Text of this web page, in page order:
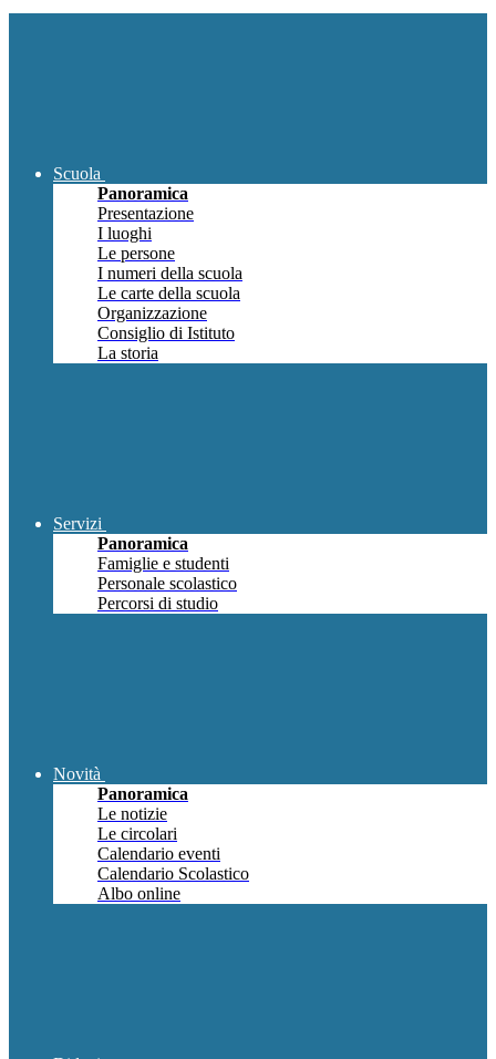
Scuola
Panoramica
Presentazione
I luoghi
Le persone
I numeri della scuola
Le carte della scuola
Organizzazione
Consiglio di Istituto
La storia
Servizi
Panoramica
Famiglie e studenti
Personale scolastico
Percorsi di studio
Novità
Panoramica
Le notizie
Le circolari
Calendario eventi
Calendario Scolastico
Albo online